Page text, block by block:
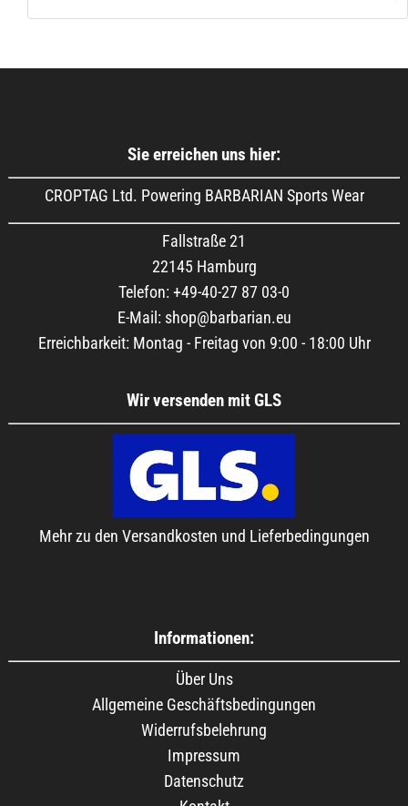
Sie erreichen uns hier:
CROPTAG Ltd. Powering BARBARIAN Sports Wear
Fallstraße 21
22145 Hamburg
Telefon: +49-40-27 87 03-0
E-Mail: shop@barbarian.eu
Erreichbarkeit: Montag - Freitag von 9:00 - 18:00 Uhr
Wir versenden mit GLS
Mehr zu den Versandkosten und Lieferbedingungen
Informationen:
Über Uns
Allgemeine Geschäftsbedingungen
Widerrufsbelehrung
Impressum
Datenschutz